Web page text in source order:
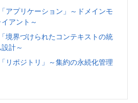
アプリケーション」～ドメインモ
アント～
境界づけられたコンテキストの統
計～
リポジトリ」～集約の永続化管理